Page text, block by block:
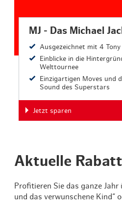
MJ - Das Michael
Ausgezeichnet mit 4
Einblicke in die
Welttournee
Einzigartigen Moves und
Sound des Superstars
Jetzt sparen
Aktuelle
Profitieren Sie das ganze
und das verwunschene Kind“